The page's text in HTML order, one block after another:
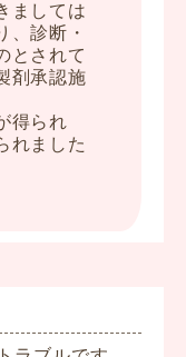
ましては
、診断・
とされて
剤承認施
得られ
れました